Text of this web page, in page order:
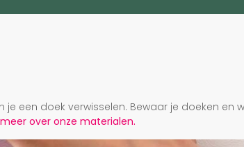
je een doek verwisselen. Bewaar je doeken en
over onze materialen.